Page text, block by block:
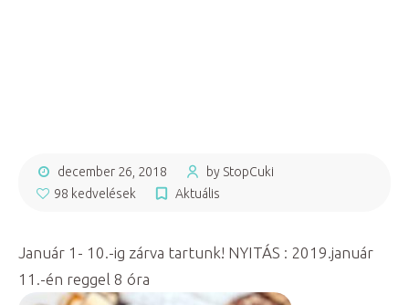
december 26, 2018
by StopCuki
98 kedvelések
Aktuális
Január 1- 10.-ig zárva tartunk! NYITÁS : 2019.január
11.-én reggel 8 óra